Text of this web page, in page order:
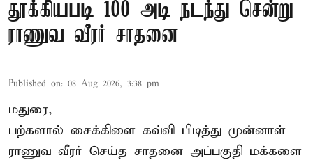
தூக்கியபடி 100 அடி நடந்து சென்று
ராணுவ வீரர் சாதனை
Published on: 08 Aug 2026, 3:38 pm
மதுரை,
பற்களால் சைக்கிளை கவ்வி பிடித்து முன்னாள்
ராணுவ வீரர் செய்த சாதனை அப்பகுதி மக்களை